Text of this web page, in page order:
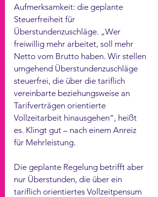
Aufmerksamkeit: die geplante
Steuerfreiheit für
Überstundenzuschläge. „Wer
freiwillig mehr arbeitet, soll mehr
Netto vom Brutto haben. Wir stellen
umgehend Überstundenzuschläge
steuerfrei, die über die tariflich
vereinbarte beziehungsweise an
Tarifverträgen orientierte
Vollzeitarbeit hinausgehen“, heißt
es. Klingt gut – nach einem Anreiz
für Mehrleistung.
Die geplante Regelung betrifft aber
nur Überstunden, die über ein
tariflich orientiertes Vollzeitpensum